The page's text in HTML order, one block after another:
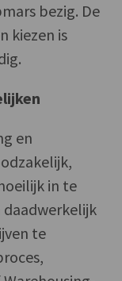
bezig. De
kiezen is
en
in te
te